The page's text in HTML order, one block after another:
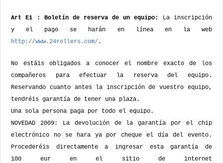
Art E1 : Boletín de reserva de un equipo:
La inscripción
y el pago se harán en línea en la web
http://www.24rollers.com/.
No estáis obligados a conocer el nombre exacto de los
compañeros para efectuar la reserva del equipo.
Reservando cuanto antes la inscripción de vuestro equipo,
tendréis garantía de tener una plaza.
Una sola persona paga por todo el equipo.
NOVEDAD 2009: La devolución de la garantía por el chip
electrónico no se hara ya por cheque el día del evento.
Procederéis directamente a ingresar esta garantía de
100 eur en el sitio de internet